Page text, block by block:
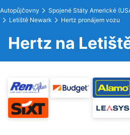
Autopůjčovny Spojené Státy Americké
Letiště Newark
Hertz pronájem vozu
Hertz na